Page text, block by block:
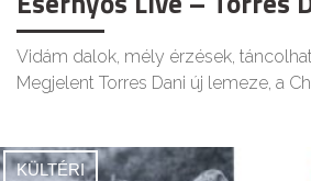
Vidám dalok, mély érzések,
Megjelent Torres Dani új lemeze, a
KÜLTÉRI